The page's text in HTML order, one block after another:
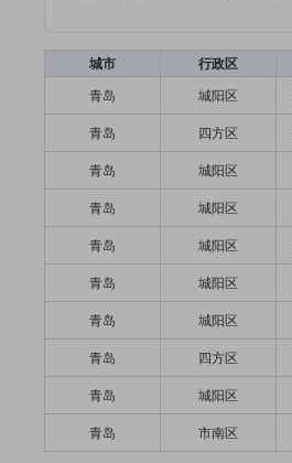
城市 行政区
青岛 城阳区
青岛
四方区
青岛
城阳区
青岛
城阳区
青岛
城阳区
青岛
城阳区
青岛
城阳区
青岛
四方区
青岛
城阳区
青岛
市南区